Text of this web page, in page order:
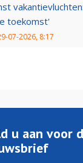
toekomst'
07-2026, 8:17
u aan voor